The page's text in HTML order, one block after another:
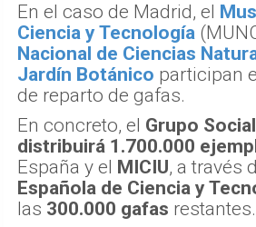
En el caso de Madrid, el
Ciencia y Tecnología
Nacional de Ciencias
Jardín Botánico participan
de reparto de gafas.
En concreto, el Grupo
distribuirá 1.700.000
España y el MICIU, a través
Española de Ciencia y
las 300.000 gafas restantes.